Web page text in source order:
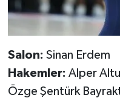
Salon: Sinan Erdem
Hakemler: Alper
Özge Şentürk